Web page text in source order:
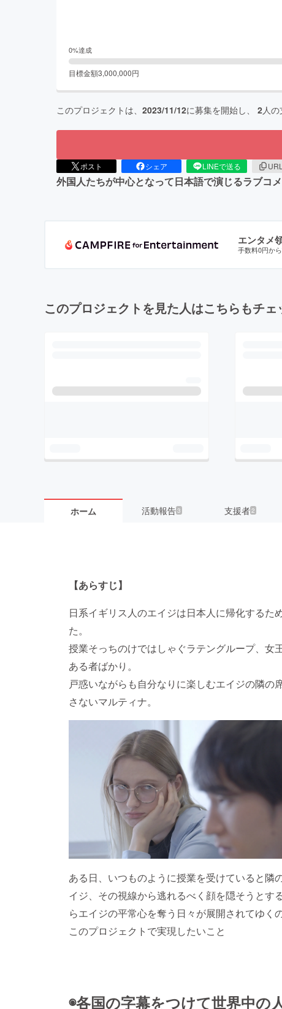
0%達成
目標金額3,000,000円
このプロジェクトは、 2023/11/12に募集を開始し、 2人
ポスト シェア LINEで送る
外国人たちが中心となって日本語で演じるラブコ
エンタメ
手数料0円か
このプロジェクトを見た人はこちらもチ
ホーム 活動報告3 支援者2
【あらすじ】
日系イギリス人のエイジは日本人に帰化するた
た。
授業そっちのけではしゃぐラテングループ、女
ある者ばかり。
戸惑いながらも自分なりに楽しむエイジの隣の
さないマルティナ。
ある日、いつものように授業を受けていると隣
イジ、その視線から逃れるべく顔を隠そうとす
らエイジの平常心を奪う日々が展開されてゆく
このプロジェクトで実現したいこと
◉各国の字幕をつけて世界中の